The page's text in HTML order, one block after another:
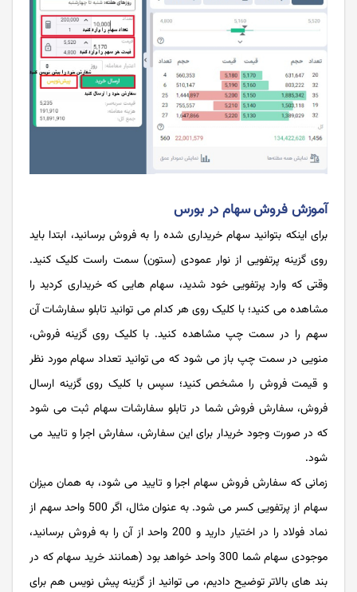
آموزش فروش سهام در بورس
برای اینکه بتوانید سهام خریداری شده را به فروش برسانید، ابتدا باید
روی گزینه پرتفویی از نوار عمودی (ستون) سمت راست کلیک کنید.
وقتی که وارد پرتفویی خود شدید، سهام هایی که خریداری کردید را
مشاهده می کنید؛ با کلیک روی هر کدام می توانید تابلو سفارشات آن
سهم را در سمت چپ مشاهده کنید. با کلیک روی گزینه فروش،
منویی در سمت چپ باز می شود که می توانید تعداد سهام مورد نظر
و قیمت فروش را مشخص کنید؛ سپس با کلیک روی گزینه ارسال
فروش، سفارش فروش شما در تابلو سفارشات سهام ثبت می شود
که در صورت وجود خریدار برای این سفارش، سفارش اجرا و تایید می
شود.
زمانی که سفارش فروش سهام اجرا و تایید می شود، به همان میزان
سهام از پرتفویی کسر می شود. به عنوان مثال، اگر 500 واحد سهم از
نماد فولاد را در اختیار دارید و 200 واحد از آن را به فروش برسانید،
موجودی سهام شما 300 واحد خواهد بود (همانند خرید سهام که در
بند های بالاتر توضیح دادیم، می توانید از گزینه پیش نویس هم برای